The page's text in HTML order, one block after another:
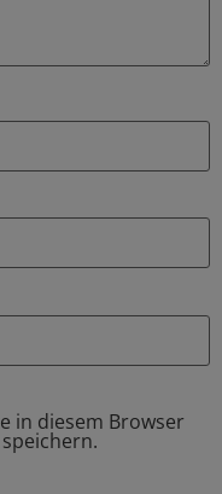
in diesem Browser